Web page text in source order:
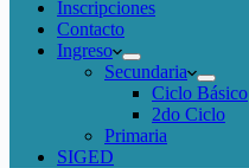
Inscripciones
Contacto
Ingreso
Secundaria
Ciclo Básico
2do Ciclo
Primaria
SIGED